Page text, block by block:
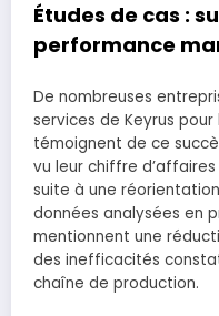
Études de cas :
performance
De nombreuses
services de Keyrus
témoignent de ce
vu leur chiffre
suite à une
données analysées en
mentionnent une
des inefficacités
chaîne de production.